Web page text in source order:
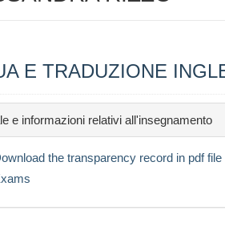
E TRADUZIONE
e informazioni relativi all'insegnamento
the transparency record in pdf file